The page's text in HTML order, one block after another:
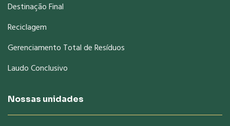
Destinação Final
Reciclagem
Gerenciamento Total de Resíduos
Laudo Conclusivo
Nossas unidades